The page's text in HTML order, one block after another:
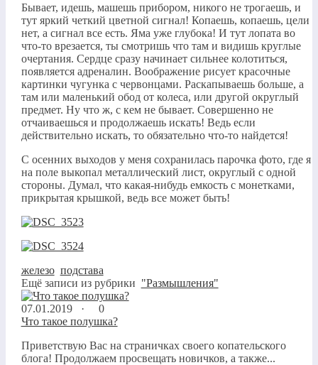
Бывает, идешь, машешь прибором, никого не трогаешь, и
тут яркий четкий цветной сигнал! Копаешь, копаешь, цели
нет, а сигнал все есть. Яма уже глубока! И тут лопата во
что-то врезается, ты смотришь что там и видишь круглые
очертания. Сердце сразу начинает сильнее колотиться,
появляется адреналин. Воображение рисует красочные
картинки чугунка с червонцами. Раскапываешь больше, а
там или маленький обод от колеса, или другой округлый
предмет. Ну что ж, с кем не бывает. Совершенно не
отчаиваешься и продолжаешь искать! Ведь если
действительно искать, то обязательно что-то найдется!
С осенних выходов у меня сохранилась парочка фото, где я
на поле выкопал металлический лист, округлый с одной
стороны. Думал, что какая-нибудь емкость с монетками,
прикрытая крышкой, ведь все может быть!
железо, подстава
Ещё записи из рубрики "Размышления"
07.01.2019 ·
0
Что такое полушка?
Приветствую Вас на страничках своего копательского
блога! Продолжаем просвещать новичков, а также...